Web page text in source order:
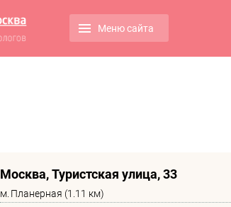
Меню сайта
Москва, Туристская улица, 33
м. Планерная (1.11 км)